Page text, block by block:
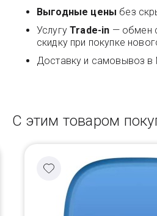
Выгодные цены без
УслугуTrade-in — обмен
скидку при покупке
Доставку и самовывоз в
С этим товаром